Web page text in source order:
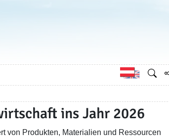
Englisch
ins Jahr 2026
von Produkten, Materialien und Ressourcen